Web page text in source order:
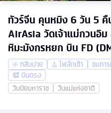
ทัวร์จีน คุนหมิง 6 วัน 5 คื
AirAsia วัดเจ้าแม่กวนอิม
หิมะมังกรหยก บิน FD
กลับบ่าย ไฟล์ทเช้า ชมกา
บินตรง
วันปิยมหาราช
วันแม่แห่งชาติ